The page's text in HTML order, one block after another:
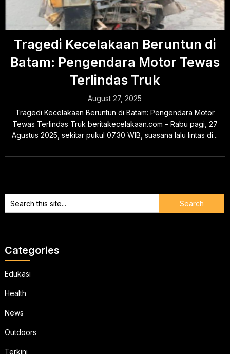
Tragedi Kecelakaan Beruntun di
Batam: Pengendara Motor Tewas
Terlindas Truk
August 27, 2025
Tragedi Kecelakaan Beruntun di Batam: Pengendara Motor
Tewas Terlindas Truk beritakecelakaan.com – Rabu pagi, 27
Agustus 2025, sekitar pukul 07.30 WIB, suasana lalu lintas di...
Categories
Edukasi
Health
News
Outdoors
Terkini